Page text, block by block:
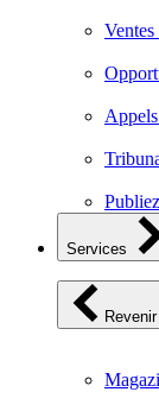
Services
Revenir